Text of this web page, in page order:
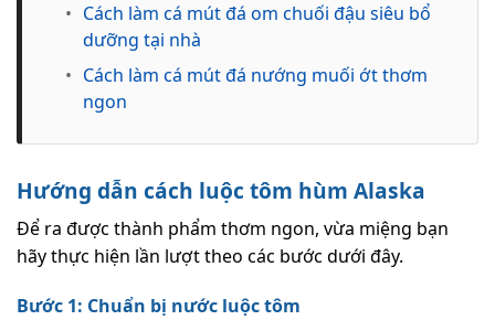
• Cách làm cá mút đá om chuối đậu siêu bổ
dưỡng tại nhà
• Cách làm cá mút đá nướng muối ớt thơm
ngon
Hướng dẫn cách luộc tôm hùm Alaska
Để ra được thành phẩm thơm ngon, vừa miệng bạn
hãy thực hiện lần lượt theo các bước dưới đây.
Bước 1: Chuẩn bị nước luộc tôm